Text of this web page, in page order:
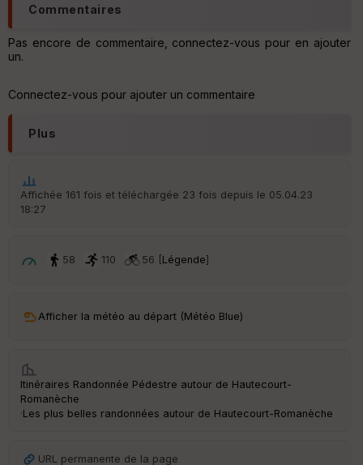
Commentaires
Pas encore de commentaire, connectez-vous pour en ajouter
un.
Connectez-vous pour ajouter un commentaire
Plus
Affichée 161 fois et téléchargée 23 fois depuis le 05.04.23
18:27
58 110 56 [Légende]
Afficher la météo au départ (Météo Blue)
Itinéraires Randonnée Pédestre autour de Hautecourt-
Romanèche
·Les plus belles randonnées autour de Hautecourt-Romanèche
URL permanente de la page